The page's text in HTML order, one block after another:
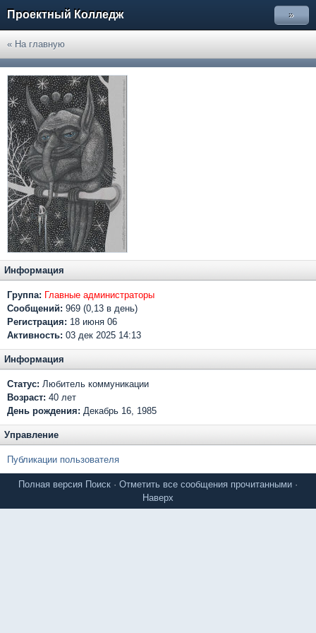
Проектный Колледж »
« На главную
Информация
Группа: Главные администраторы
Сообщений: 969 (0,13 в день)
Регистрация: 18 июня 06
Активность: 03 дек 2025 14:13
Информация
Статус: Любитель коммуникации
Возраст: 40 лет
День рождения: Декабрь 16, 1985
Управление
Публикации пользователя
Полная версия Поиск · Отметить все сообщения прочитанными ·
Наверх